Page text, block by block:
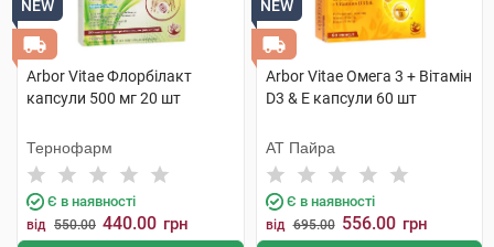
NEW
Arbor Vitae Флорбілакт
капсули 500 мг 20 шт
Тернофарм
Є в наявності
від 550.00 440.00 грн
NEW
Arbor Vitae Омега 3 + Вітамін
D3 & Е капсули 60 шт
АТ Пайра
Є в наявності
від 695.00 556.00 грн